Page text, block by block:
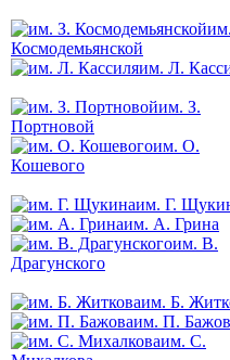
Космодемьянской
им. Л.
им. З.
Портновой
им. О.
Кошевого
им. Г.
им. А. Грина
им. В.
Драгунского
им. Б.
им. П.
им. С.